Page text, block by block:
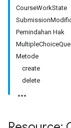
CourseWorkState
Pemindahan Hak
Metode
create
delete